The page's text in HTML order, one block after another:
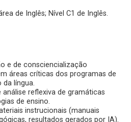
de Inglês; Nível C1 de Inglês.
e de consciencialização
áreas críticas dos programas de
da língua.
reflexiva de gramáticas
de ensino.
instrucionais (manuais
resultados gerados por IA).